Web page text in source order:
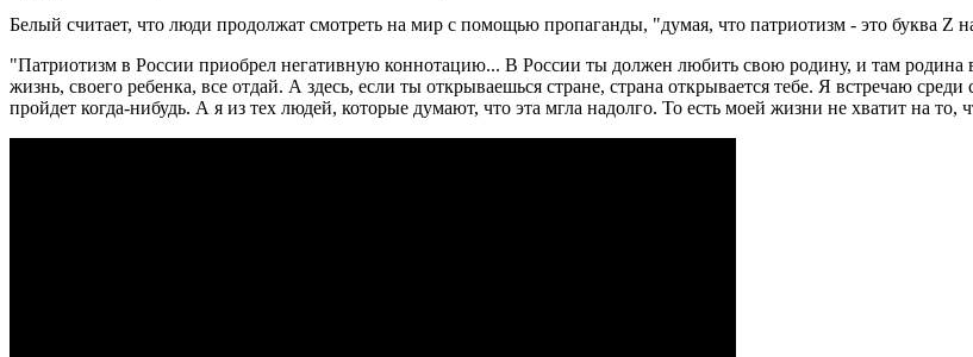
Белый считает, что люди продолжат смотреть на мир с помощью пропаганды, "думая, что патриотизм - это буква Z
"Патриотизм в России приобрел негативную коннотацию... В России ты должен любить свою родину, и там родина
жизнь, своего ребенка, все отдай. А здесь, если ты открываешься стране, страна открывается тебе. Я встречаю
пройдет когда-нибудь. А я из тех людей, которые думают, что эта мгла надолго. То есть моей жизни не хватит на